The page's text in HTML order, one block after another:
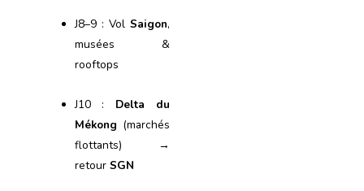
J8–9 : Vol Saigon,
musées &
rooftops
J10 : Delta du
Mékong (marchés
flottants) →
retour SGN